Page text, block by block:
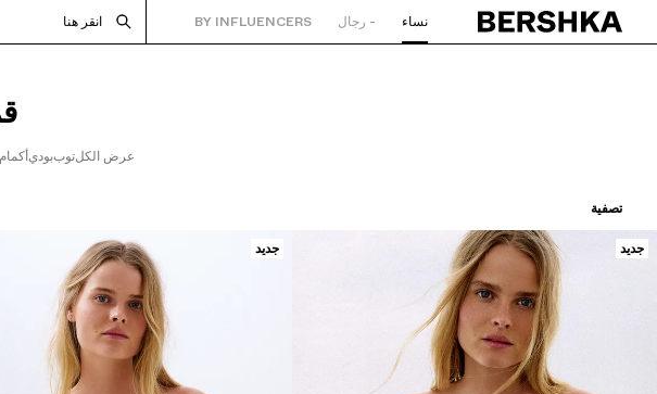
العودة إلى الصفحة الرئيسية نساء - رجال BY INFLUENCERS انقر هنا
عرض الكلتوببودي
تصفية
جديد جديد